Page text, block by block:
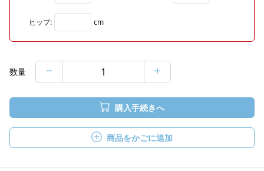
ヒップ: cm
数量
購入手続きへ
商品をかごに追加